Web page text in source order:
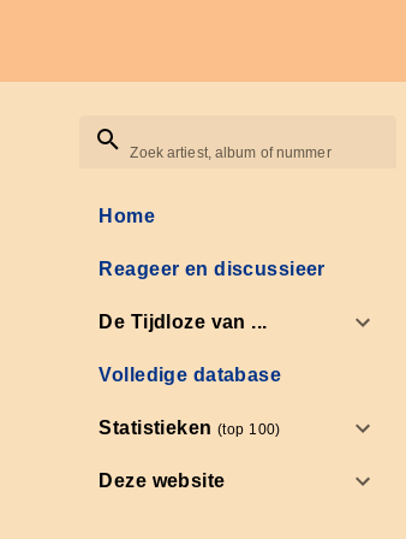
Zoek artiest, album of nummer
Home
Reageer en discussieer
De Tijdloze van ...
Volledige database
Statistieken(top 100)
Deze website